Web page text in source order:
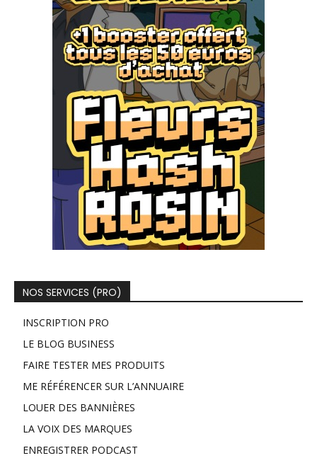
NOS SERVICES (PRO)
INSCRIPTION PRO
LE BLOG BUSINESS
FAIRE TESTER MES PRODUITS
ME RÉFÉRENCER SUR L’ANNUAIRE
LOUER DES BANNIÈRES
LA VOIX DES MARQUES
ENREGISTRER PODCAST